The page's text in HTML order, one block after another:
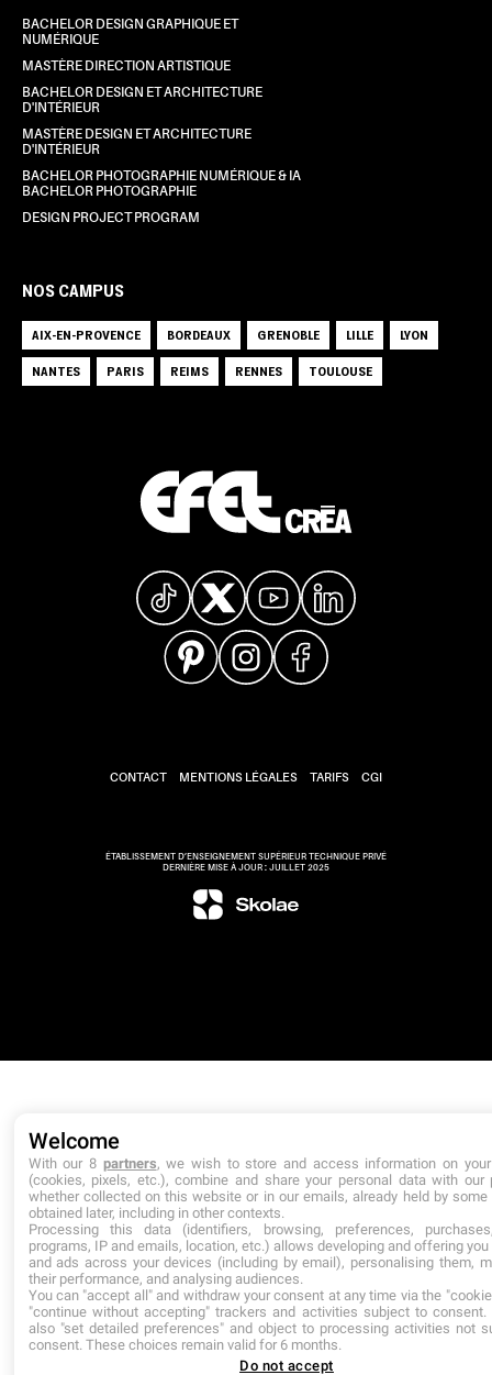
BACHELOR DESIGN GRAPHIQUE ET
NUMÉRIQUE
MASTÈRE DIRECTION ARTISTIQUE
BACHELOR DESIGN ET ARCHITECTURE
D'INTÉRIEUR
MASTÈRE DESIGN ET ARCHITECTURE
D'INTÉRIEUR
BACHELOR PHOTOGRAPHIE NUMÉRIQUE & IA
BACHELOR PHOTOGRAPHIE
DESIGN PROJECT PROGRAM
NOS CAMPUS
AIX-EN-PROVENCE BORDEAUX GRENOBLE LILLE
LYON
NANTES
PARIS REIMS RENNES TOULOUSE
CONTACT MENTIONS LÉGALES TARIFS CGI
ÉTABLISSEMENT D’ENSEIGNEMENT SUPÉRIEUR TECHNIQUE PRIVÉ
DERNIÈRE MISE À JOUR : JUILLET 2025
Welcome
With our 8 partners, we wish to store and access information on
(cookies, pixels, etc.), combine and share your personal data with our
whether collected on this website or in our emails, already held by
obtained later, including in other contexts.
Processing this data (identifiers, browsing, preferences,
programs, IP and emails, location, etc.) allows developing and offering
and ads across your devices (including by email), personalising them,
their performance, and analysing audiences.
You can "accept all" and withdraw your consent at any time via the
"continue without accepting" trackers and activities subject to consent.
also "set detailed preferences" and object to processing activities not
consent. These choices remain valid for 6 months.
Do not accept